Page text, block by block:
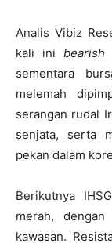
Analis Vibiz
kali ini bearish
sementara
melemah
serangan rudal
senjata, serta
pekan dalam
Berikutnya
merah,
kawasan.